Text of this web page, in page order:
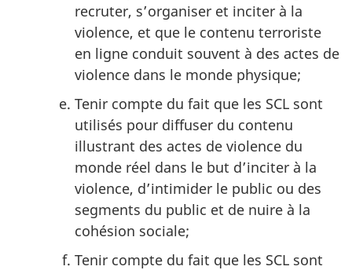
recruter, s’organiser et inciter à la
violence, et que le contenu terroriste
en ligne conduit souvent à des actes de
violence dans le monde physique;
Tenir compte du fait que les SCL sont
utilisés pour diffuser du contenu
illustrant des actes de violence du
monde réel dans le but d’inciter à la
violence, d’intimider le public ou des
segments du public et de nuire à la
cohésion sociale;
Tenir compte du fait que les SCL sont